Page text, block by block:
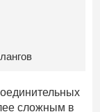
сложным в